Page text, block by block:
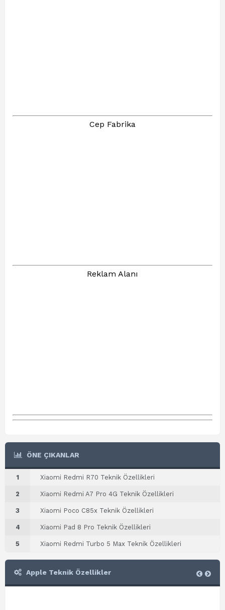
Cep Fabrika
Reklam Alanı
ÖNE ÇIKANLAR
1 Xiaomi Redmi R70 Teknik Özellikleri
2 Xiaomi Redmi A7 Pro 4G Teknik Özellikleri
3 Xiaomi Poco C85x Teknik Özellikleri
4 Xiaomi Pad 8 Pro Teknik Özellikleri
5 Xiaomi Redmi Turbo 5 Max Teknik Özellikleri
Apple Teknik Özellikler